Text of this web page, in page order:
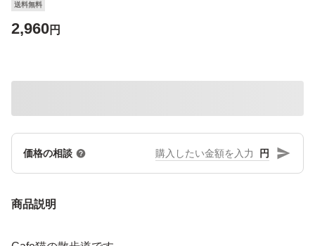
送料無料
2,960円
価格の相談 円
商品説明